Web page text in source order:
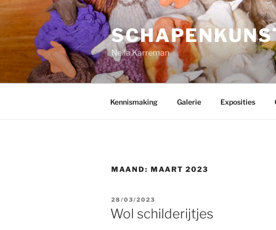
Ga
naar
inhoud
Nella Karreman
Kennismaking Galerie Exposities
MAAND: MAART 2023
GEPLAATST
OP
28/03/2023
Wol schilderijtjes